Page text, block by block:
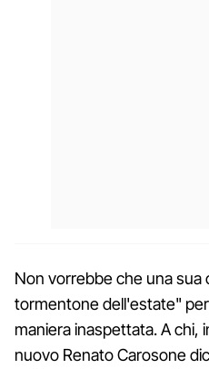
Non vorrebbe che una sua
tormentone dell'estate"
maniera inaspettata. A chi,
nuovo Renato Carosone